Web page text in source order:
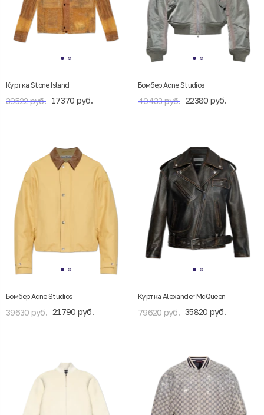
Куртка Stone Island
39522 руб. 17370 руб.
Бомбер Acne Studios
40433 руб. 22380 руб.
Бомбер Acne Studios
39630 руб. 21790 руб.
Куртка Alexander McQueen
79620 руб. 35820 руб.